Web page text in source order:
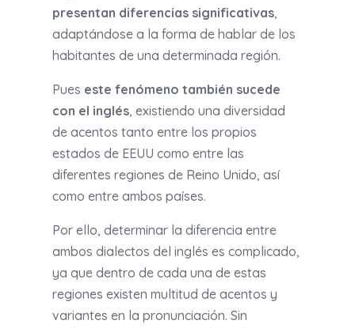
presentan diferencias significativas,
adaptándose a la forma de hablar de los
habitantes de una determinada región.
Pues este fenómeno también sucede
con el inglés, existiendo una diversidad
de acentos tanto entre los propios
estados de EEUU como entre las
diferentes regiones de Reino Unido, así
como entre ambos países.
Por ello, determinar la diferencia entre
ambos dialectos del inglés es complicado,
ya que dentro de cada una de estas
regiones existen multitud de acentos y
variantes en la pronunciación. Sin